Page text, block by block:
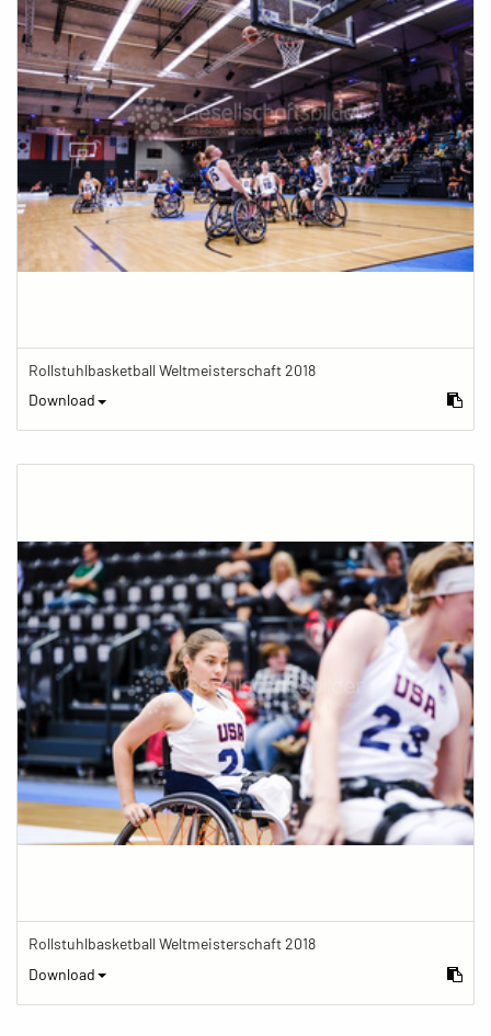
Rollstuhlbasketball Weltmeisterschaft 2018
Download
Rollstuhlbasketball Weltmeisterschaft 2018
Download